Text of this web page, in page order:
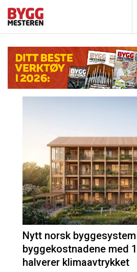
Nytt norsk
byggekostnadene med
halverer klimaavtrykket